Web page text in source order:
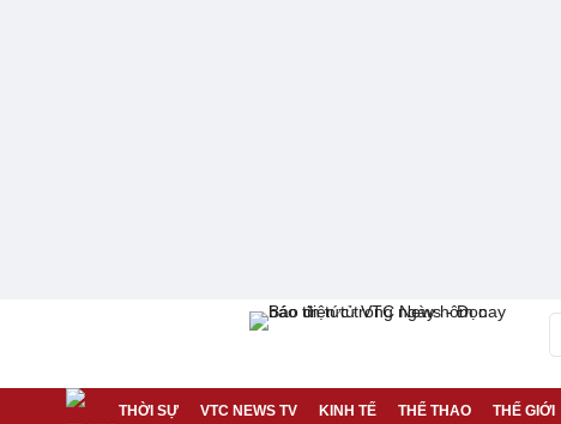
THỜI SỰ VTC NEWS TV KINH TẾ THỂ THAO THẾ GIỚI